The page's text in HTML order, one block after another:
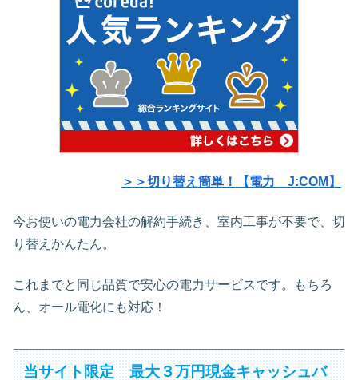
＞＞切り替え簡単！【電力 J:COM】
今お使いの電力会社の解約手続き、室内工事が不要で、切
り替えかんたん。
これまでと同じ品質で安心の電力サービスです。もちろ
ん、オール電化にも対応！
当サイト限定 最大３万円現金キャッシュバ